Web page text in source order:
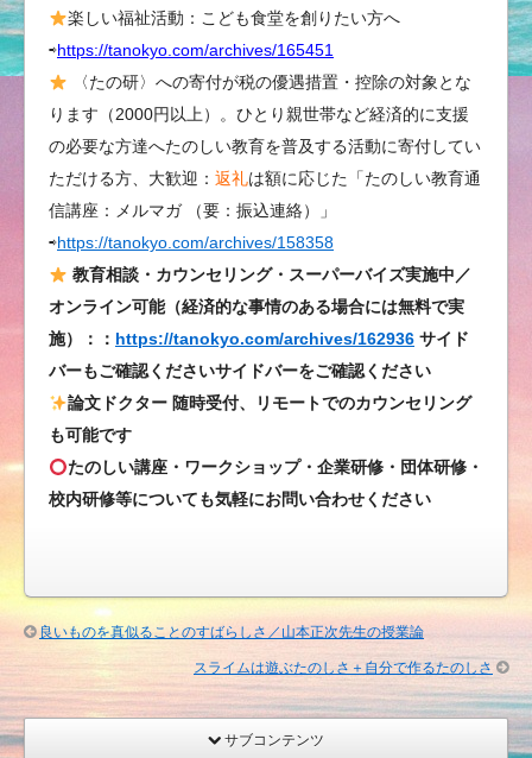
合
格
ク
シ
ョ
ッ
プ
の
準
化
た
の
派
の
楽しい福祉活動：こども食堂を創りたい方へ
⇨https://tanokyo.com/archives/165451
〈たの研〉への寄付が税の優遇措置・控除の対象とな
ります（2000円以上）。ひとり親世帯など経済的に支援
の必要な方達へたのしい教育を普及する活動に寄付してい
ただける方、大歓迎： 返礼は額に応じた「たのしい教育通
信講座：メルマガ （要：振込連絡）」
⇨https://tanokyo.com/archives/158358
教育相談・カウンセリング・スーパーバイズ実施中／
オンライン可能（経済的な事情のある場合には無料で実
施）：： https://tanokyo.com/archives/162936 サイド
バーもご確認くださいサイドバーをご確認ください
論文ドクター 随時受付、リモートでのカウンセリング
も可能です
たのしい講座・ワークショップ・企業研修・団体研修・
校内研修等についても気軽にお問い合わせください
良いものを真似ることのすばらしさ／山本正次先生の授業論
スライムは遊ぶたのしさ＋自分で作るたのしさ
サブコンテンツ